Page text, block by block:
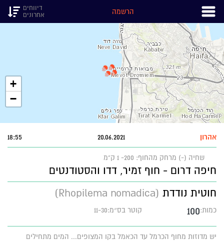
הרשמה
דיווחים
אחרונים
+
−
אהרון 20.06.2021
18:55
שחיה (-) מרחק מהחוף: 200- 1 ק"מ
חיפה דרום - חוף זמיר, דדו והסטודנטים
חוטית נודדת (Rhopilema nomadica)
כמות:100 קוטר בס״מ:11-30
יש מדוזות מחוף הכרמל עד הכאמל בקו המצופים... המים מתחילים